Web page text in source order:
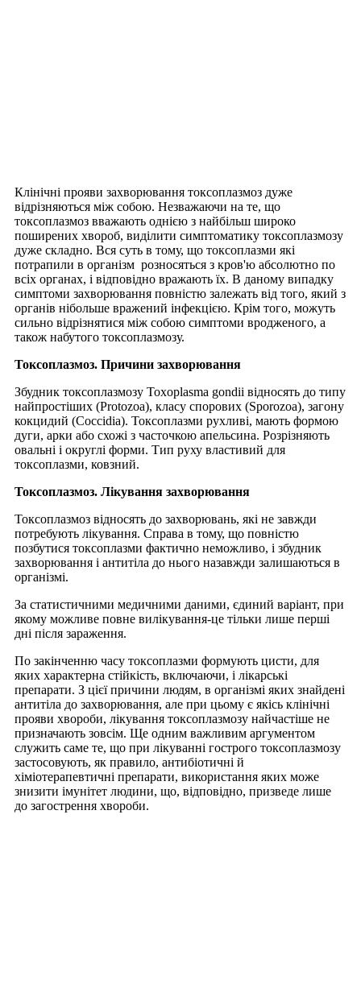
Клінічні прояви захворювання токсоплазмоз дуже
відрізняються між собою. Незважаючи на те, що
токсоплазмоз вважають однією з найбільш широко
поширених хвороб, виділити симптоматику токсоплазмозу
дуже складно. Вся суть в тому, що токсоплазми які
потрапили в організм розносяться з кров'ю абсолютно по
всіх органах, і відповідно вражають їх. В даному випадку
симптоми захворювання повністю залежать від того, який з
органів нібольше вражений інфекцією. Крім того, можуть
сильно відрізнятися між собою симптоми вродженого, а
також набутого токсоплазмозу.
Токсоплазмоз. Причини захворювання
Збудник токсоплазмозу Toxoplasma gondii відносять до типу
найпростіших (Protozoa), класу спорових (Sporozoa), загону
кокцидий (Coccidia). Токсоплазми рухливі, мають формою
дуги, арки або схожі з часточкою апельсина. Розрізняють
овальні і округлі форми. Тип руху властивий для
токсоплазми, ковзний.
Токсоплазмоз. Лікування захворювання
Токсоплазмоз відносять до захворювань, які не завжди
потребують лікування. Справа в тому, що повністю
позбутися токсоплазми фактично неможливо, і збудник
захворювання і антитіла до нього назавжди залишаються в
організмі.
За статистичними медичними даними, єдиний варіант, при
якому можливе повне вилікування-це тільки лише перші
дні після зараження.
По закінченню часу токсоплазми формують цисти, для
яких характерна стійкість, включаючи, і лікарські
препарати. З цієї причини людям, в організмі яких знайдені
антитіла до захворювання, але при цьому є якісь клінічні
прояви хвороби, лікування токсоплазмозу найчастіше не
призначають зовсім. Ще одним важливим аргументом
служить саме те, що при лікуванні гострого токсоплазмозу
застосовують, як правило, антибіотичні й
хіміотерапевтичні препарати, використання яких може
знизити імунітет людини, що, відповідно, призведе лише
до загострення хвороби.